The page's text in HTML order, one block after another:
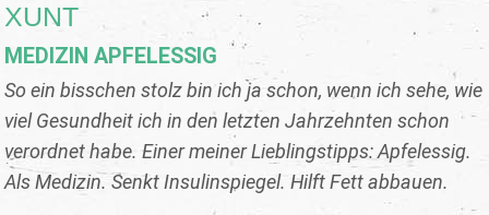
XUNT
MEDIZIN APFELESSIG
So ein bisschen stolz bin ich ja schon, wenn ich sehe, wie
viel Gesundheit ich in den letzten Jahrzehnten schon
verordnet habe. Einer meiner Lieblingstipps: Apfelessig.
Als Medizin. Senkt Insulinspiegel. Hilft Fett abbauen.